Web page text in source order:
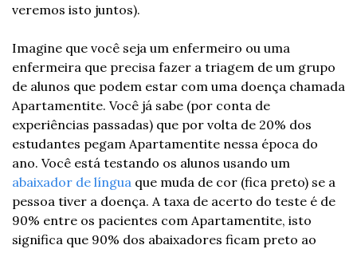
veremos isto juntos).
Imagine que você seja um enfermeiro ou uma
enfermeira que precisa fazer a triagem de um grupo
de alunos que podem estar com uma doença chamada
Apartamentite. Você já sabe (por conta de
experiências passadas) que por volta de 20% dos
estudantes pegam Apartamentite nessa época do
abaixador de língua que muda de cor (fica preto) se a
pessoa tiver a doença. A taxa de acerto do teste é de
90% entre os pacientes com Apartamentite, isto
significa que 90% dos abaixadores ficam preto ao